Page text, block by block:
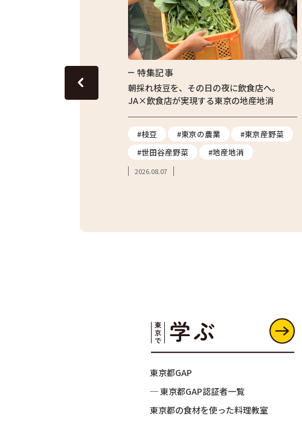
の田んぼ。青梅・東京繁
特集記事
朝採れ枝豆を、その日の夜に飲食店へ。
JA×飲食店が実現する東京の地産地消
#枝豆 #東京の農業
#東京産野菜
#世田谷産野菜
#地産地消
2026.08.07
東京都GAP
─ 東京都GAP認証者一覧
東京都の食材を使った料理教室